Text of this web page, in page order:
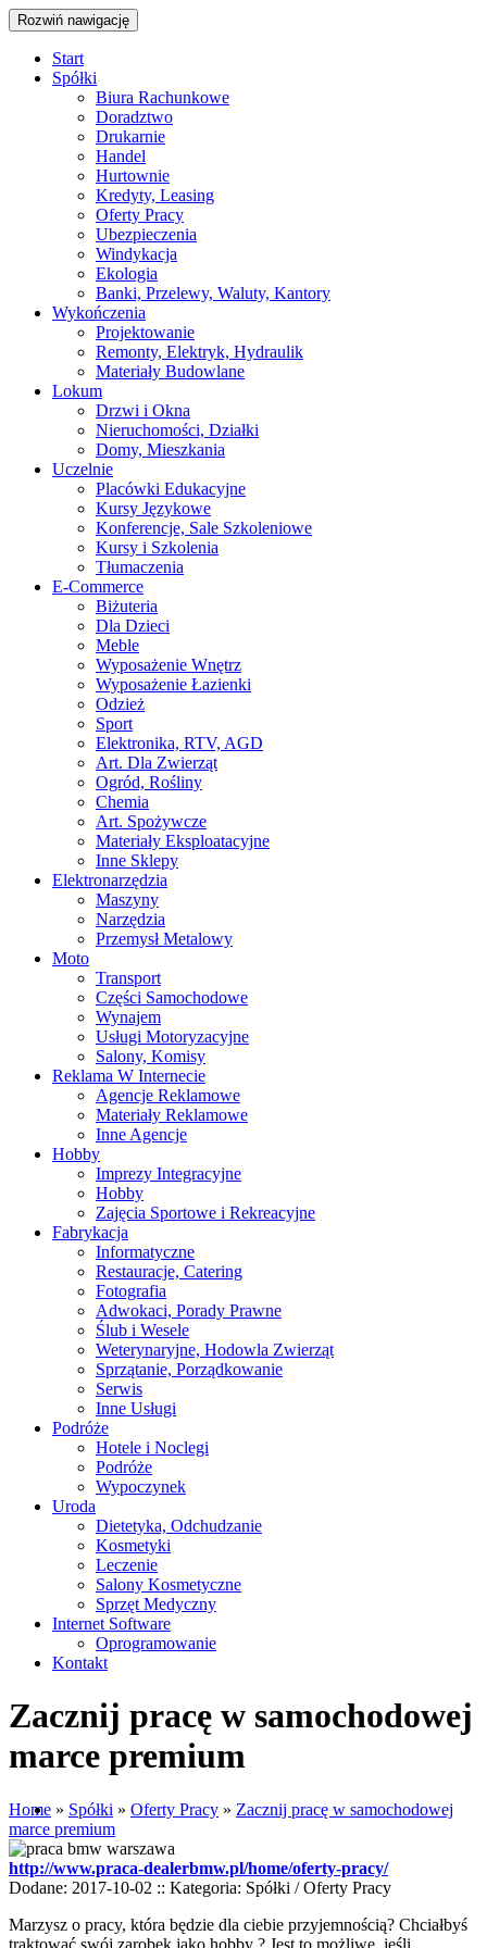
Rozwiń nawigację
Start
Spółki
Biura Rachunkowe
Doradztwo
Drukarnie
Handel
Hurtownie
Kredyty, Leasing
Oferty Pracy
Ubezpieczenia
Windykacja
Ekologia
Banki, Przelewy, Waluty, Kantory
Wykończenia
Projektowanie
Remonty, Elektryk, Hydraulik
Materiały Budowlane
Lokum
Drzwi i Okna
Nieruchomości, Działki
Domy, Mieszkania
Uczelnie
Placówki Edukacyjne
Kursy Językowe
Konferencje, Sale Szkoleniowe
Kursy i Szkolenia
Tłumaczenia
E-Commerce
Biżuteria
Dla Dzieci
Meble
Wyposażenie Wnętrz
Wyposażenie Łazienki
Odzież
Sport
Elektronika, RTV, AGD
Art. Dla Zwierząt
Ogród, Rośliny
Chemia
Art. Spożywcze
Materiały Eksploatacyjne
Inne Sklepy
Elektronarzędzia
Maszyny
Narzędzia
Przemysł Metalowy
Moto
Transport
Części Samochodowe
Wynajem
Usługi Motoryzacyjne
Salony, Komisy
Reklama W Internecie
Agencje Reklamowe
Materiały Reklamowe
Inne Agencje
Hobby
Imprezy Integracyjne
Hobby
Zajęcia Sportowe i Rekreacyjne
Fabrykacja
Informatyczne
Restauracje, Catering
Fotografia
Adwokaci, Porady Prawne
Ślub i Wesele
Weterynaryjne, Hodowla Zwierząt
Sprzątanie, Porządkowanie
Serwis
Inne Usługi
Podróże
Hotele i Noclegi
Podróże
Wypoczynek
Uroda
Dietetyka, Odchudzanie
Kosmetyki
Leczenie
Salony Kosmetyczne
Sprzęt Medyczny
Internet Software
Oprogramowanie
Kontakt
Zacznij pracę w samochodowej
marce premium
Home » Spółki » Oferty Pracy » Zacznij pracę w samochodowej
marce premium
http://www.praca-dealerbmw.pl/home/oferty-pracy/
Dodane: 2017-10-02 :: Kategoria: Spółki / Oferty Pracy
Marzysz o pracy, która będzie dla ciebie przyjemnością? Chciałbyś
traktować swój zarobek jako hobby ? Jest to możliwe, jeśli